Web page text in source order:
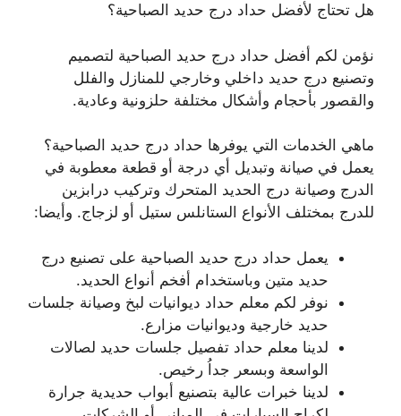
هل تحتاج لأفضل حداد درج حديد الصباحية؟
نؤمن لكم أفضل حداد درج حديد الصباحية لتصميم
وتصنيع درج حديد داخلي وخارجي للمنازل والفلل
والقصور بأحجام وأشكال مختلفة حلزونية وعادية.
ماهي الخدمات التي يوفرها حداد درج حديد الصباحية؟
يعمل في صيانة وتبديل أي درجة أو قطعة معطوبة في
الدرج وصيانة درج الحديد المتحرك وتركيب درابزين
للدرج بمختلف الأنواع الستانلس ستيل أو لزجاج. وأيضا:
يعمل حداد درج حديد الصباحية على تصنيع درج
حديد متين وباستخدام أفخم أنواع الحديد.
نوفر لكم معلم حداد ديوانيات لبخ وصيانة جلسات
حديد خارجية وديوانيات مزارع.
لدينا معلم حداد تفصيل جلسات حديد لصالات
الواسعة وبسعر جداُ رخيص.
لدينا خبرات عالية بتصنيع أبواب حديدية جرارة